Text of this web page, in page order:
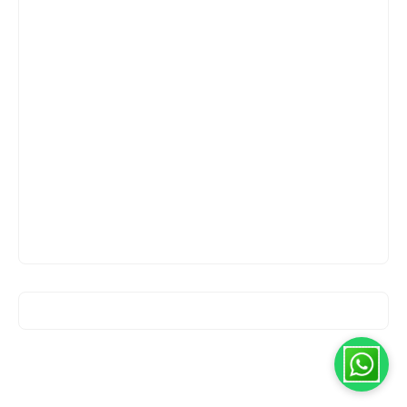
مرحبا اخي 😊